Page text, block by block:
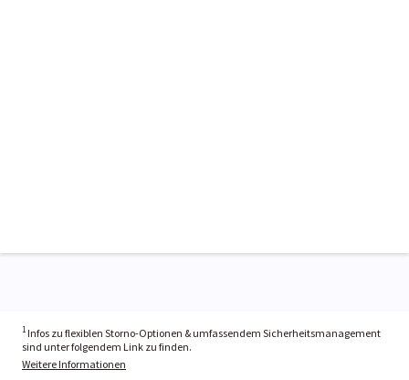
1 Infos zu flexiblen Storno-Optionen & umfassendem Sicherheitsmanagement
sind unter folgendem Link zu finden.
Weitere Informationen